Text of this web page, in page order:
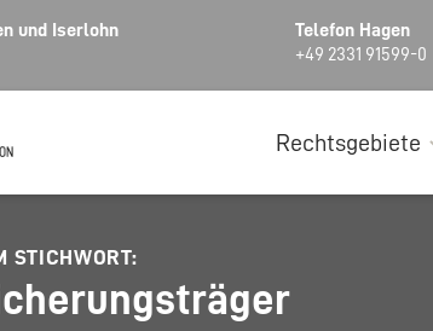
und Iserlohn
Telefon Hagen
+49 2331 91599-0
Rechtsgebiete
STICHWORT: